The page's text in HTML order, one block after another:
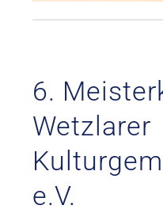
6.
Wetzlarer
e.V.